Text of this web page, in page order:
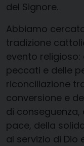
del Signore.
Abbiamo
tradizione
evento
peccati e delle
riconciliazione
conversione e
di conseguenza,
pace, della
al servizio di Dio